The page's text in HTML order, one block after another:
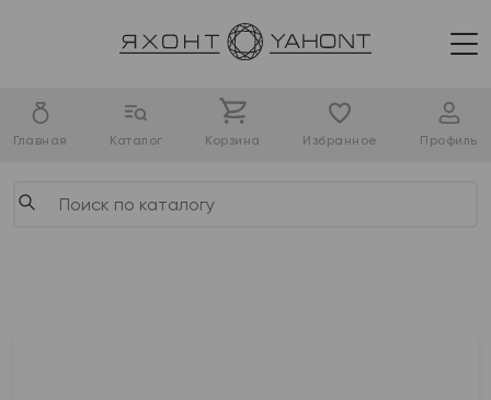
Главная Каталог Корзина Избранное Профиль